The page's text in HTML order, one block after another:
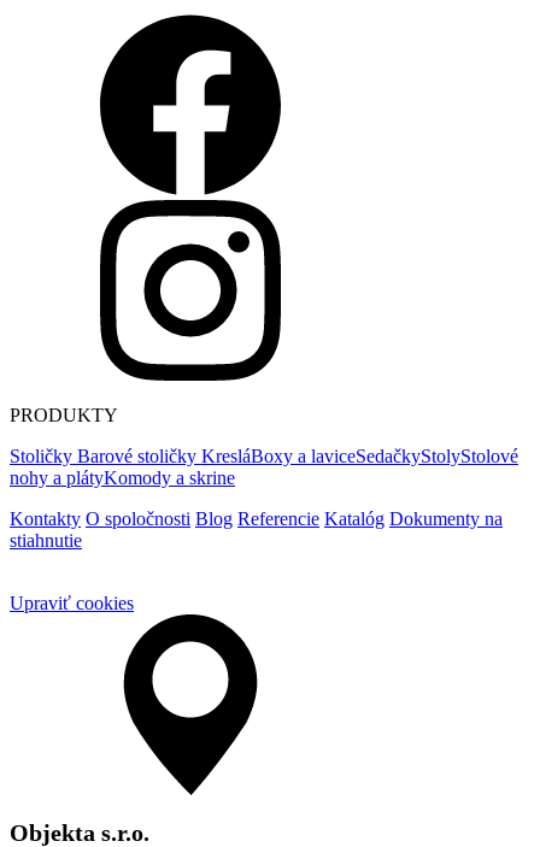
PRODUKTY
Stoličky Barové stoličky KresláBoxy a laviceSedačkyStolyStolové
nohy a plátyKomody a skrine
Kontakty O spoločnosti Blog Referencie Katalóg Dokumenty na
stiahnutie
Upraviť cookies
Objekta s.r.o.